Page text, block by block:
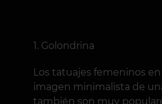
Golondrina
Los tatuajes femeninos
imagen minimalista de
también son muy